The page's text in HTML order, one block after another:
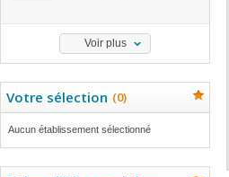
Voir plus
Votre sélection (0)
Aucun établissement sélectionné